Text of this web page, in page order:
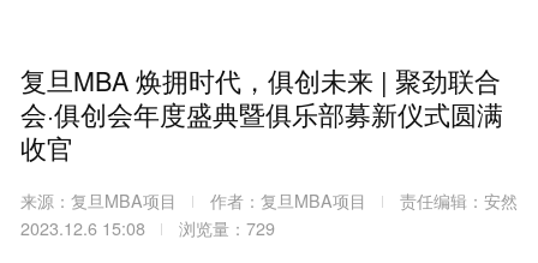
复旦MBA 焕拥时代，俱创未来 | 聚劲联合
会·俱创会年度盛典暨俱乐部募新仪式圆满
收官
来源：复旦MBA项目 作者：复旦MBA项目
责任编辑：安然
2023.12.6 15:08
浏览量：729